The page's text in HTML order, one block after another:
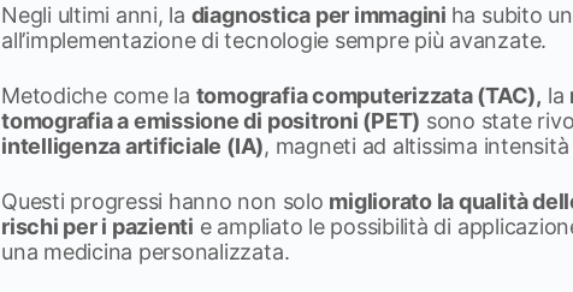
Negli ultimi anni, la diagnostica per immagini ha subito
all’implementazione di tecnologie sempre più avanzate.
Metodiche come la tomografia computerizzata (TAC), la
tomografia a emissione di positroni (PET) sono state
intelligenza artificiale (IA), magneti ad altissima
Questi progressi hanno non solo migliorato la qualità
rischi per i pazienti e ampliato le possibilità di
una medicina personalizzata.